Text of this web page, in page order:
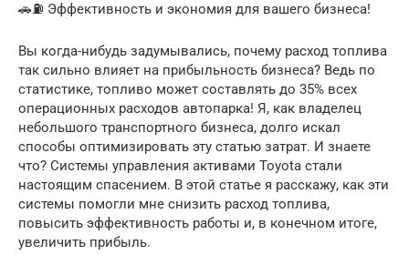
🚗⛽ Эффективность и экономия для вашего бизнеса!
Вы когда-нибудь задумывались, почему расход топлива
так сильно влияет на прибыльность бизнеса? Ведь по
статистике, топливо может составлять до 35% всех
операционных расходов автопарка! Я, как владелец
небольшого транспортного бизнеса, долго искал
способы оптимизировать эту статью затрат. И знаете
что? Системы управления активами Toyota стали
настоящим спасением. В этой статье я расскажу, как эти
системы помогли мне снизить расход топлива,
повысить эффективность работы и, в конечном итоге,
увеличить прибыль.